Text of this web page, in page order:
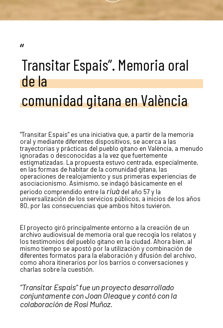
“
Transitar Espais”. Memoria oral
de la
comunidad gitana en València
“Transitar Espais” es una iniciativa que, a partir de la memoria
oral y mediante diferentes dispositivos, se acerca a las
trayectorias y prácticas del pueblo gitano en València, a menudo
ignoradas o desconocidas a la vez que fuertemente
estigmatizadas. La propuesta estuvo centrada, especialmente,
en las formas de habitar de la comunidad gitana, las
operaciones de realojamiento y sus primeras experiencias de
asociacionismo. Asimismo, se indagó básicamente en el
periodo comprendido entre la riuà del año 57 y la
universalización de los servicios públicos, a inicios de los años
80, por las consecuencias que ambos hitos tuvieron.
El proyecto giró principalmente entorno a la creación de un
archivo audiovisual de memoria oral que recogía los relatos y
los testimonios del pueblo gitano en la ciudad. Ahora bien, al
mismo tiempo se apostó por la utilización y combinación de
diferentes formatos para la elaboración y difusión del archivo,
como ahora itinerarios por los barrios o conversaciones y
charlas sobre la cuestión.
“Transitar Espais” fue un proyecto desarrollado
conjuntamente con Joan Oleaque y contó con la
colaboración de Rosi Muñoz.